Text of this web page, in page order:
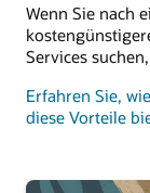
Wenn Sie nach
Services
Erfahren Sie,
diese Vorteile